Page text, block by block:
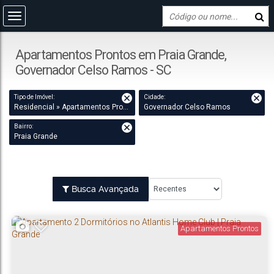
Apartamentos Prontos em Praia Grande,
Governador Celso Ramos - SC
Tipo de Imóvel:
Residencial » Apartamentos Prontos
Cidade:
Governador Celso Ramos
Bairro:
Praia Grande
Busca Avançada
Apartamentos Prontos